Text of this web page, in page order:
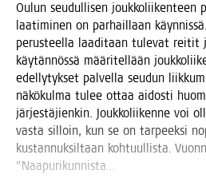
Oulun seu­dul­li­sen jouk­ko­lii­ken­teen
laa­ti­mi­nen on par­hail­laan
perus­teel­la laa­di­taan tule­vat rei­tit
käy­tän­nös­sä mää­ri­tel­lään
edel­ly­tyk­set pal­vel­la seu­dun
näkö­kul­ma tulee ottaa aidos­ti
jär­jes­tä­jien­kin. Jouk­ko­lii­ken­ne voi
vas­ta sil­loin, kun se on tar­peek­si
kus­tan­nuk­sil­taan koh­tuul­lis­ta.
”Naa­pu­ri­kun­nis­ta…